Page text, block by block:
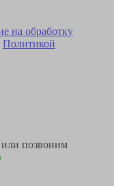
на обработку
Политикой
позвоним